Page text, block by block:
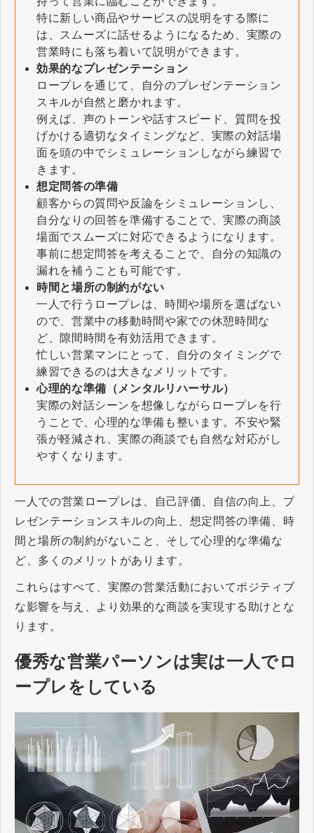
特に新しい商品やサービスの説明をする際に
は、スムーズに話せるようになるため、実際の
営業時にも落ち着いて説明ができます。
効果的なプレゼンテーション
ロープレを通じて、自分のプレゼンテーション
スキルが自然と磨かれます。
例えば、声のトーンや話すスピード、質問を投
げかける適切なタイミングなど、実際の対話場
面を頭の中でシミュレーションしながら練習で
きます。
想定問答の準備
顧客からの質問や反論をシミュレーションし、
自分なりの回答を準備することで、実際の商談
場面でスムーズに対応できるようになります。
事前に想定問答を考えることで、自分の知識の
漏れを補うことも可能です。
時間と場所の制約がない
一人で行うロープレは、時間や場所を選ばない
ので、営業中の移動時間や家での休憩時間な
ど、隙間時間を有効活用できます。
忙しい営業マンにとって、自分のタイミングで
練習できるのは大きなメリットです。
心理的な準備（メンタルリハーサル）
実際の対話シーンを想像しながらロープレを行
うことで、心理的な準備も整います。不安や緊
張が軽減され、実際の商談でも自然な対応がし
やすくなります。
一人での営業ロープレは、自己評価、自信の向上、プ
レゼンテーションスキルの向上、想定問答の準備、時
間と場所の制約がないこと、そして心理的な準備な
ど、多くのメリットがあります。
これらはすべて、実際の営業活動においてポジティブ
な影響を与え、より効果的な商談を実現する助けとな
ります。
優秀な営業パーソンは実は一人でロ
ープレをしている